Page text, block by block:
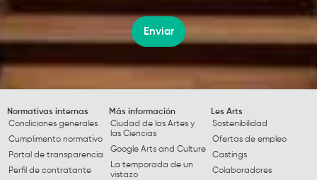
Enviar
Normativas internas
Condiciones generales
Cumplimento normativo
Portal de transparencia
Perfil de contratante
Más información
Ciudad de las Artes y
las Ciencias
Google Arts and Culture
La temporada de un
vistazo
Les Arts
Sostenibilidad
Ofertas de empleo
Castings
Colaboradores